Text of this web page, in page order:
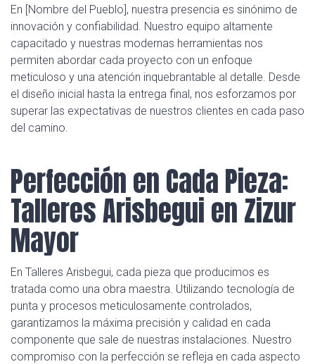
En [Nombre del Pueblo], nuestra presencia es sinónimo de
innovación y confiabilidad. Nuestro equipo altamente
capacitado y nuestras modernas herramientas nos
permiten abordar cada proyecto con un enfoque
meticuloso y una atención inquebrantable al detalle. Desde
el diseño inicial hasta la entrega final, nos esforzamos por
superar las expectativas de nuestros clientes en cada paso
del camino.
Perfección en Cada Pieza:
Talleres Arisbegui en Zizur
Mayor
En Talleres Arisbegui, cada pieza que producimos es
tratada como una obra maestra. Utilizando tecnología de
punta y procesos meticulosamente controlados,
garantizamos la máxima precisión y calidad en cada
componente que sale de nuestras instalaciones. Nuestro
compromiso con la perfección se refleja en cada aspecto